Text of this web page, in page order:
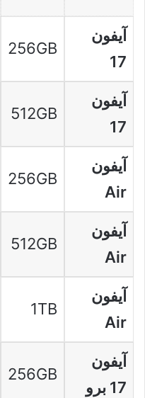
آيفون
17
256GB
آيفون
17
512GB
آيفون
Air
256GB
آيفون
Air
512GB
آيفون
Air
1TB
آيفون
17 برو
256GB